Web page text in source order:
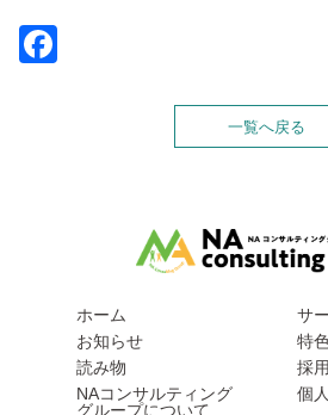
一覧へ戻る
ホーム
お知らせ
読み物
NAコンサルティング
グループについて
サ
特
採
個